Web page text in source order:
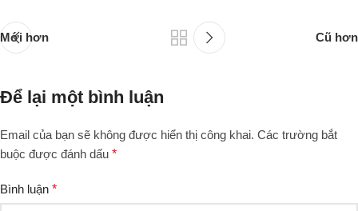
Mới hơn Cũ hơn
Để lại một bình luận
Email của bạn sẽ không được hiển thị công khai. Các trường bắt
buộc được đánh dấu *
Bình luận *